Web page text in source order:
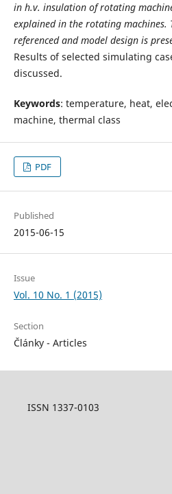
in h.v. insulation of rotating
explained in the rotating machines.
referenced and model design is
Results of selected simulating
discussed.
Keywords: temperature, heat,
machine, thermal class
PDF
Published
2015-06-15
Issue
Vol. 10 No. 1 (2015)
Section
Články - Articles
ISSN 1337-0103